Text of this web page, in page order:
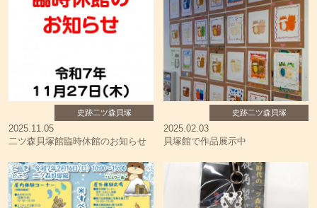
史跡二ツ森貝塚
2025.11.05
二ツ森貝塚館臨時休館のお知らせ
史跡二ツ森貝塚
2025.02.03
貝塚館で作品展示中